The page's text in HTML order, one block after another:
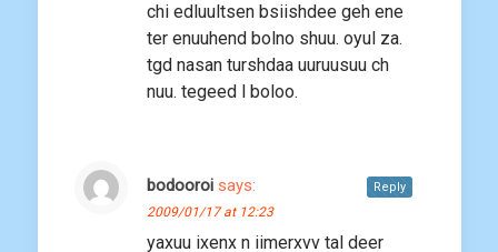
chi edluultsen bsiishdee geh ene
ter enuuhend bolno shuu. oyul za.
tgd nasan turshdaa uuruusuu ch
nuu. tegeed l boloo.
bodooroi says:
2009/01/17 at 12:23
yaxuu ixenx n iimerxvv tal deer
Reply